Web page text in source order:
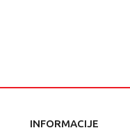
INFORMACIJE